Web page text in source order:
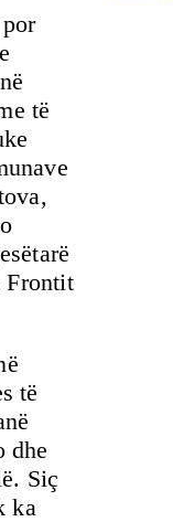
të
Frontit
të
dhe
Siç
ka